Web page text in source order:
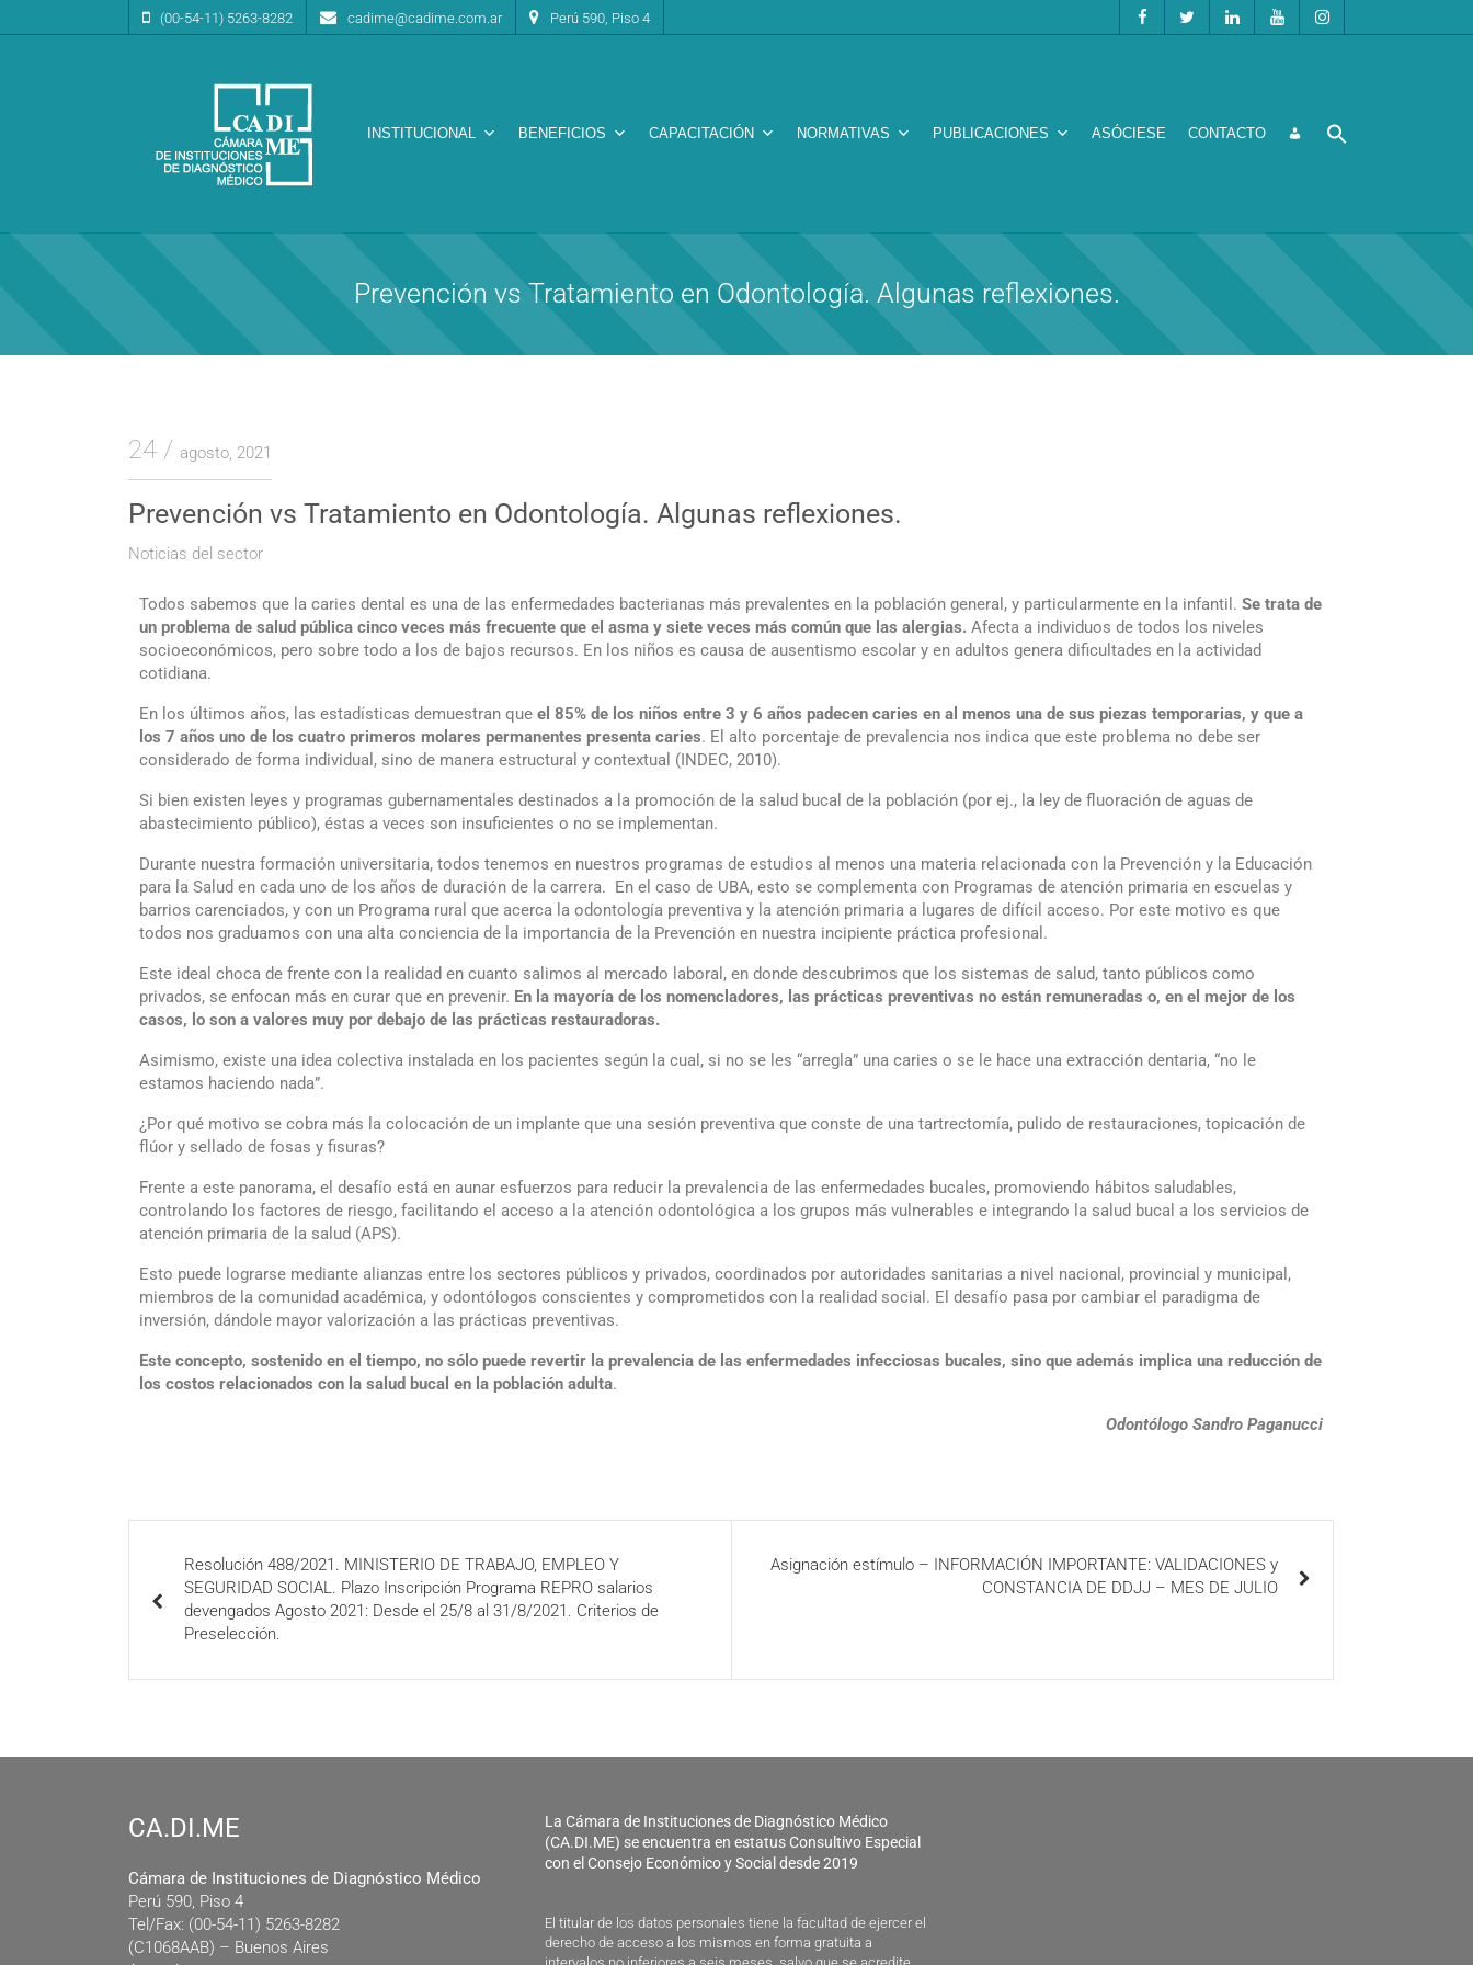
(00-54-11) 5263-8282 cadime@cadime.com.ar Perú 590, Piso 4
CA.DI.ME.
Cámara de Instituciones de Diagnóstico Médico
INSTITUCIONAL BENEFICIOS CAPACITACIÓN NORMATIVAS PUBLICACIONES ASÓCIESE CONTACTO
Prevención vs Tratamiento en Odontología. Algunas reflexiones.
24 agosto, 2021
Prevención vs Tratamiento en Odontología. Algunas reflexiones.
Noticias del sector
Todos sabemos que la caries dental es una de las enfermedades bacterianas más prevalentes en la población general, y particularmente en la infantil. Se trata de
un problema de salud pública cinco veces más frecuente que el asma y siete veces más común que las alergias. Afecta a individuos de todos los niveles
socioeconómicos, pero sobre todo a los de bajos recursos. En los niños es causa de ausentismo escolar y en adultos genera dificultades en la actividad
cotidiana.
En los últimos años, las estadísticas demuestran que el 85% de los niños entre 3 y 6 años padecen caries en al menos una de sus piezas temporarias, y que a
los 7 años uno de los cuatro primeros molares permanentes presenta caries. El alto porcentaje de prevalencia nos indica que este problema no debe ser
considerado de forma individual, sino de manera estructural y contextual (INDEC, 2010).
Si bien existen leyes y programas gubernamentales destinados a la promoción de la salud bucal de la población (por ej., la ley de fluoración de aguas de
abastecimiento público), éstas a veces son insuficientes o no se implementan.
Durante nuestra formación universitaria, todos tenemos en nuestros programas de estudios al menos una materia relacionada con la Prevención y la Educación
para la Salud en cada uno de los años de duración de la carrera. En el caso de UBA, esto se complementa con Programas de atención primaria en escuelas y
barrios carenciados, y con un Programa rural que acerca la odontología preventiva y la atención primaria a lugares de difícil acceso. Por este motivo es que
todos nos graduamos con una alta conciencia de la importancia de la Prevención en nuestra incipiente práctica profesional.
Este ideal choca de frente con la realidad en cuanto salimos al mercado laboral, en donde descubrimos que los sistemas de salud, tanto públicos como
privados, se enfocan más en curar que en prevenir. En la mayoría de los nomencladores, las prácticas preventivas no están remuneradas o, en el mejor de los
casos, lo son a valores muy por debajo de las prácticas restauradoras.
Asimismo, existe una idea colectiva instalada en los pacientes según la cual, si no se les “arregla” una caries o se le hace una extracción dentaria, “no le
estamos haciendo nada”.
¿Por qué motivo se cobra más la colocación de un implante que una sesión preventiva que conste de una tartrectomía, pulido de restauraciones, topicación de
flúor y sellado de fosas y fisuras?
Frente a este panorama, el desafío está en aunar esfuerzos para reducir la prevalencia de las enfermedades bucales, promoviendo hábitos saludables,
controlando los factores de riesgo, facilitando el acceso a la atención odontológica a los grupos más vulnerables e integrando la salud bucal a los servicios de
atención primaria de la salud (APS).
Esto puede lograrse mediante alianzas entre los sectores públicos y privados, coordinados por autoridades sanitarias a nivel nacional, provincial y municipal,
miembros de la comunidad académica, y odontólogos conscientes y comprometidos con la realidad social. El desafío pasa por cambiar el paradigma de
inversión, dándole mayor valorización a las prácticas preventivas.
Este concepto, sostenido en el tiempo, no sólo puede revertir la prevalencia de las enfermedades infecciosas bucales, sino que además implica una reducción de
los costos relacionados con la salud bucal en la población adulta.
Odontólogo Sandro Paganucci
Resolución 488/2021. MINISTERIO DE TRABAJO, EMPLEO Y
SEGURIDAD SOCIAL. Plazo Inscripción Programa REPRO salarios
devengados Agosto 2021: Desde el 25/8 al 31/8/2021. Criterios de
Preselección.
Asignación estímulo – INFORMACIÓN IMPORTANTE: VALIDACIONES y
CONSTANCIA DE DDJJ – MES DE JULIO
CA.DI.ME
Cámara de Instituciones de Diagnóstico Médico
Perú 590, Piso 4
Tel/Fax: (00-54-11) 5263-8282
(C1068AAB) – Buenos Aires
La Cámara de Instituciones de Diagnóstico Médico
(CA.DI.ME) se encuentra en estatus Consultivo Especial
con el Consejo Económico y Social desde 2019
El titular de los datos personales tiene la facultad de ejercer el
derecho de acceso a los mismos en forma gratuita a